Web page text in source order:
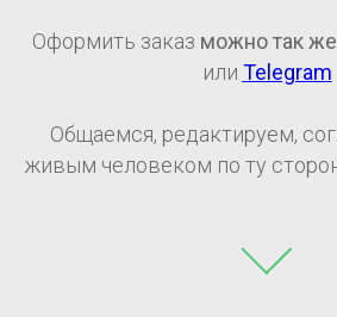
Оформить заказ можно так
или Telegram
Общаемся, редактируем,
живым человеком по ту